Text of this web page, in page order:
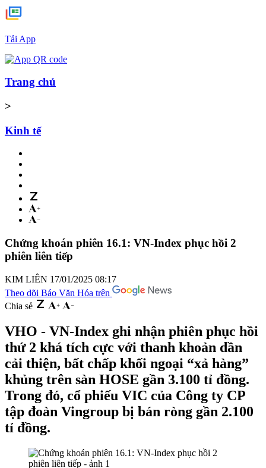
Tải App
Trang chủ
>
Kinh tế
Chứng khoán phiên 16.1: VN-Index phục hồi 2
phiên liên tiếp
KIM LIÊN 17/01/2025 08:17
Theo dõi Báo Văn Hóa trên
Chia sẻ
VHO - VN-Index ghi nhận phiên phục hồi
thứ 2 khá tích cực với thanh khoản dần
cải thiện, bất chấp khối ngoại “xả hàng”
khủng trên sàn HOSE gần 3.100 tỉ đồng.
Trong đó, cổ phiếu VIC của Công ty CP
tập đoàn Vingroup bị bán ròng gần 2.100
tỉ đồng.